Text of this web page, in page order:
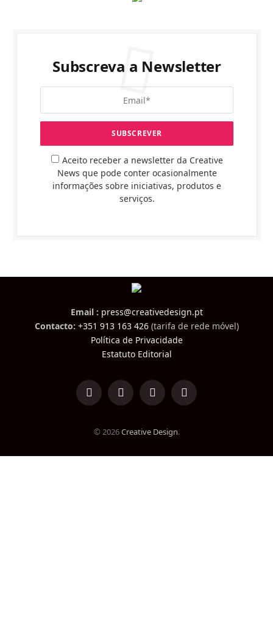
Subscreva a Newsletter
Aceito receber a newsletter da Creative
News que pode conter ocasionalmente
informações sobre iniciativas, produtos e
serviços.
Email : press@creativedesign.pt
Contacto: +351 913 163 426(tarifa de rede móvel)
Política de Privacidade
Estatuto Editorial
LinkedInFacebookInstagramTikTok
© 2026Creative Design.